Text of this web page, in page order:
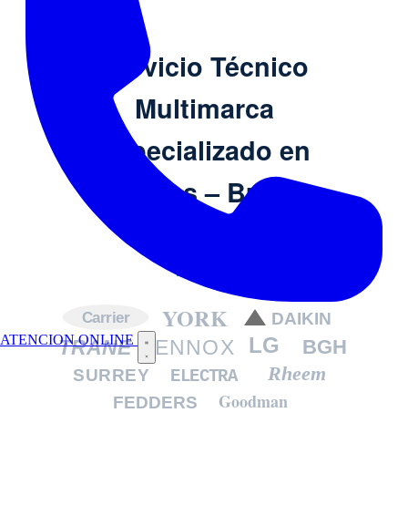
ATENCION ONLINE
Servicio Técnico
Multimarca
Especializado en
Arrecifes – Buenos
Carrier YORK DAIKIN
TRANE LENNOX LG BGH
SURREY ELECTRA Rheem
FEDDERS Goodman